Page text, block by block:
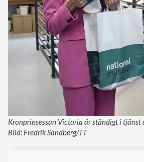
Kronprinsessan Victoria är ständigt i tjänst
Bild: Fredrik Sandberg/TT